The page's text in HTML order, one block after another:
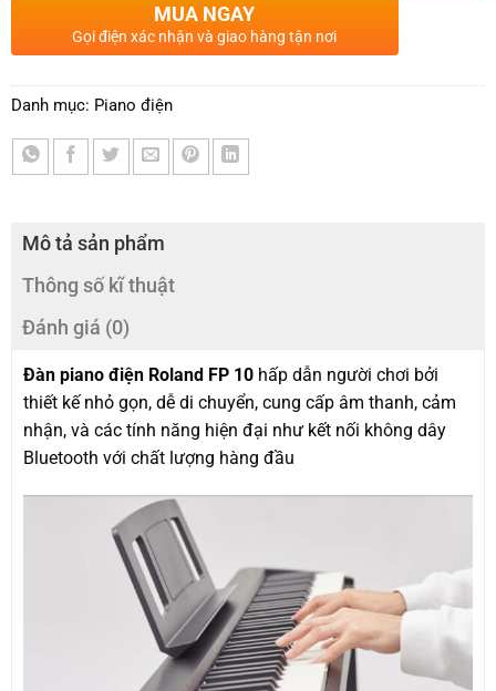
MUA NGAY
Gọi điện xác nhận và giao hàng tận nơi
Danh mục: Piano điện
Mô tả sản phẩm
Đánh giá (0)
Thông số kĩ thuật
Đàn piano điện Roland FP 10 hấp dẫn người chơi bởi
thiết kế nhỏ gọn, dễ di chuyển, cung cấp âm thanh, cảm
nhận, và các tính năng hiện đại như kết nối không dây
Bluetooth với chất lượng hàng đầu